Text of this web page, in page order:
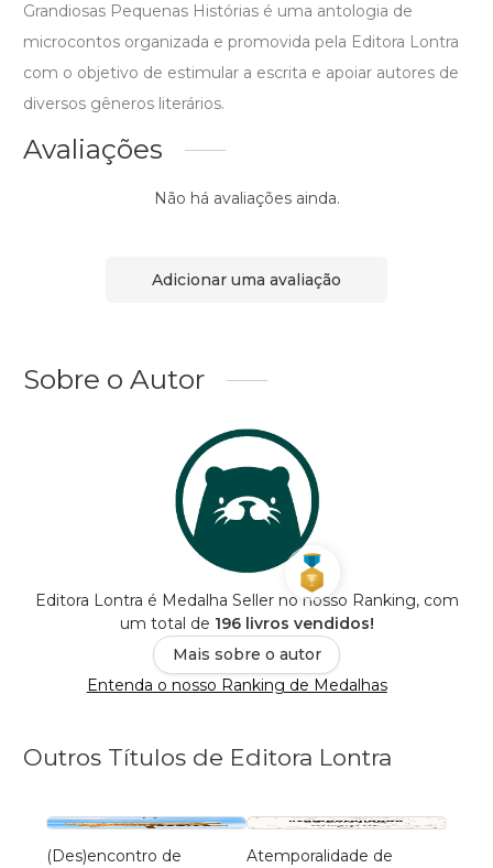
Grandiosas Pequenas Histórias é uma antologia de
microcontos organizada e promovida pela Editora Lontra
com o objetivo de estimular a escrita e apoiar autores de
diversos gêneros literários.
Avaliações
Não há avaliações ainda.
Adicionar uma avaliação
Sobre o Autor
Editora Lontra é Medalha Seller no nosso Ranking, com
um total de 196 livros vendidos!
Mais sobre o autor
Entenda o nosso Ranking de Medalhas
Outros Títulos de Editora Lontra
(Des)encontro de
Atemporalidade de